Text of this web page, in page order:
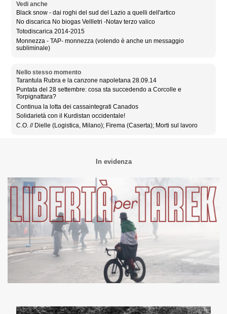
Vedi anche
Black snow - dai roghi del sud del Lazio a quelli dell'artico
No discarica No biogas Vellletri -Notav terzo valico
Totodiscarica 2014-2015
Monnezza - TAP- monnezza (volendo è anche un messaggio
subliminale)
Nello stesso momento
Tarantula Rubra e la canzone napoletana 28.09.14
Puntata del 28 settembre: cosa sta succedendo a Corcolle e
Torpignattara?
Continua la lotta dei cassaintegrati Canados
Solidarietà con il Kurdistan occidentale!
C.O. // Dielle (Logistica, Milano); Firema (Caserta); Morti sul lavoro
In evidenza